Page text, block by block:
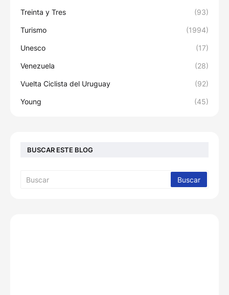
Treinta y Tres (93)
Turismo (1994)
Unesco (17)
Venezuela (28)
Vuelta Ciclista del Uruguay (92)
Young (45)
BUSCAR ESTE BLOG